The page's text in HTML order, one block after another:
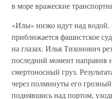
в море вражеские
«Илы» низко идут над
приближается фашистское
на глазах. Илья Тихонович
последний момент направив
смертоносный груз.
через полминуты его
поднявшись над портом,